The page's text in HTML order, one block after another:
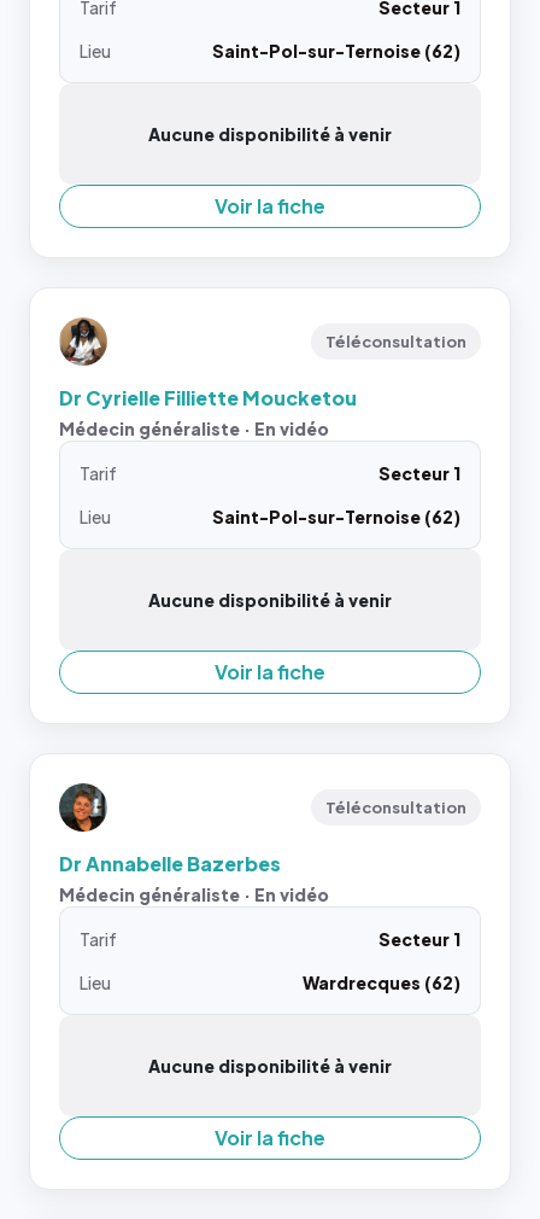
Tarif
Secteur 1
Lieu
Saint-Pol-sur-Ternoise (62)
Aucune disponibilité à venir
Voir la fiche
Téléconsultation
Dr Cyrielle Filliette Moucketou
Médecin généraliste · En vidéo
Tarif
Secteur 1
Lieu
Saint-Pol-sur-Ternoise (62)
Aucune disponibilité à venir
Voir la fiche
Téléconsultation
Dr Annabelle Bazerbes
Médecin généraliste · En vidéo
Tarif
Secteur 1
Lieu
Wardrecques (62)
Aucune disponibilité à venir
Voir la fiche